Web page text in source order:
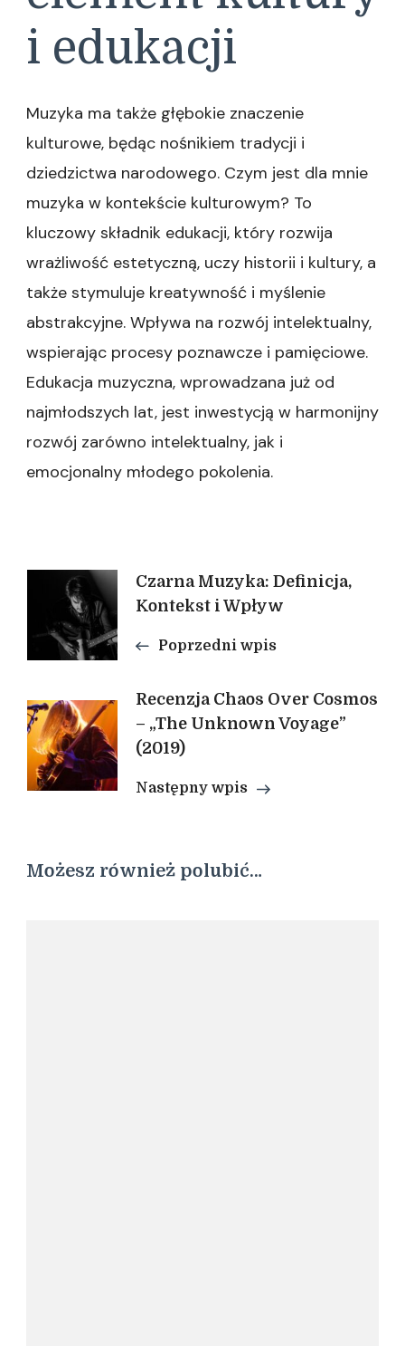
i edukacji
Muzyka ma także głębokie znaczenie
kulturowe, będąc nośnikiem tradycji i
dziedzictwa narodowego. Czym jest dla mnie
muzyka w kontekście kulturowym? To
kluczowy składnik edukacji, który rozwija
wrażliwość estetyczną, uczy historii i kultury, a
także stymuluje kreatywność i myślenie
abstrakcyjne. Wpływa na rozwój intelektualny,
wspierając procesy poznawcze i pamięciowe.
Edukacja muzyczna, wprowadzana już od
najmłodszych lat, jest inwestycją w harmonijny
rozwój zarówno intelektualny, jak i
emocjonalny młodego pokolenia.
Nawigacja
wpisu
Czarna Muzyka: Definicja,
Kontekst i Wpływ
Poprzedni wpis
Recenzja Chaos Over Cosmos
– „The Unknown Voyage”
(2019)
Następny wpis
Możesz również polubić…